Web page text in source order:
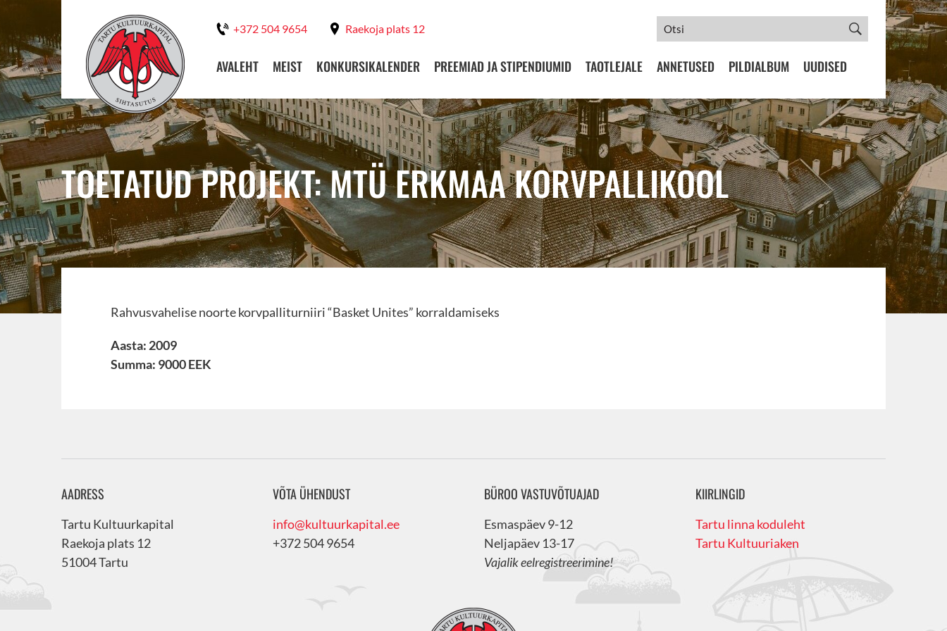
+372 504 9654 Raekoja plats 12
AVALEHT MEIST KONKURSIKALENDER PREEMIAD JA STIPENDIUMID TAOTLEJALE ANNETUSED PILDIALBUM UUDISED
TOETATUD PROJEKT: MTÜ ERKMAA KORVPALLIKOOL
Rahvusvahelise noorte korvpalliturniiri “Basket Unites” korraldamiseks
Aasta: 2009
Summa: 9000 EEK
AADRESS
Tartu Kultuurkapital
Raekoja plats 12
51004 Tartu
VÕTA ÜHENDUST
info@kultuurkapital.ee
+372 504 9654
BÜROO VASTUVÕTUAJAD
Esmaspäev 9-12
Neljapäev 13-17
Vajalik eelregistreerimine!
KIIRLINGID
Tartu linna koduleht
Tartu Kultuuriaken